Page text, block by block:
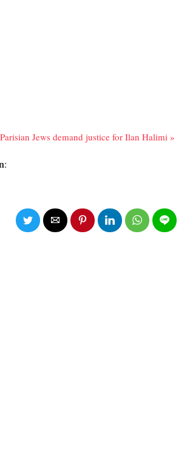
Jews demand justice for Ilan Halimi »
: